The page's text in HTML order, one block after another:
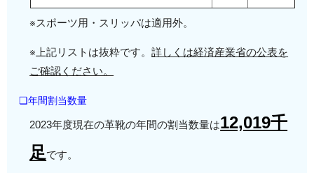
※スポーツ用・スリッパは適用外。
※上記リストは抜粋です。詳しくは経済産業省の公表を
ご確認ください。
❏年間割当数量
2023年度現在の革靴の年間の割当数量は12,019千
足です。